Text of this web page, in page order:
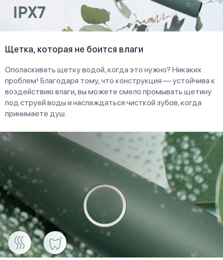
Щетка, которая не боится влаги
Ополаскивать щетку водой, когда это нужно? Никаких
проблем! Благодаря тому, что конструкция — устойчива к
воздействию влаги, вы можете смело промывать щетину
под струей воды и наслаждаться чисткой зубов, когда
принимаете душ.